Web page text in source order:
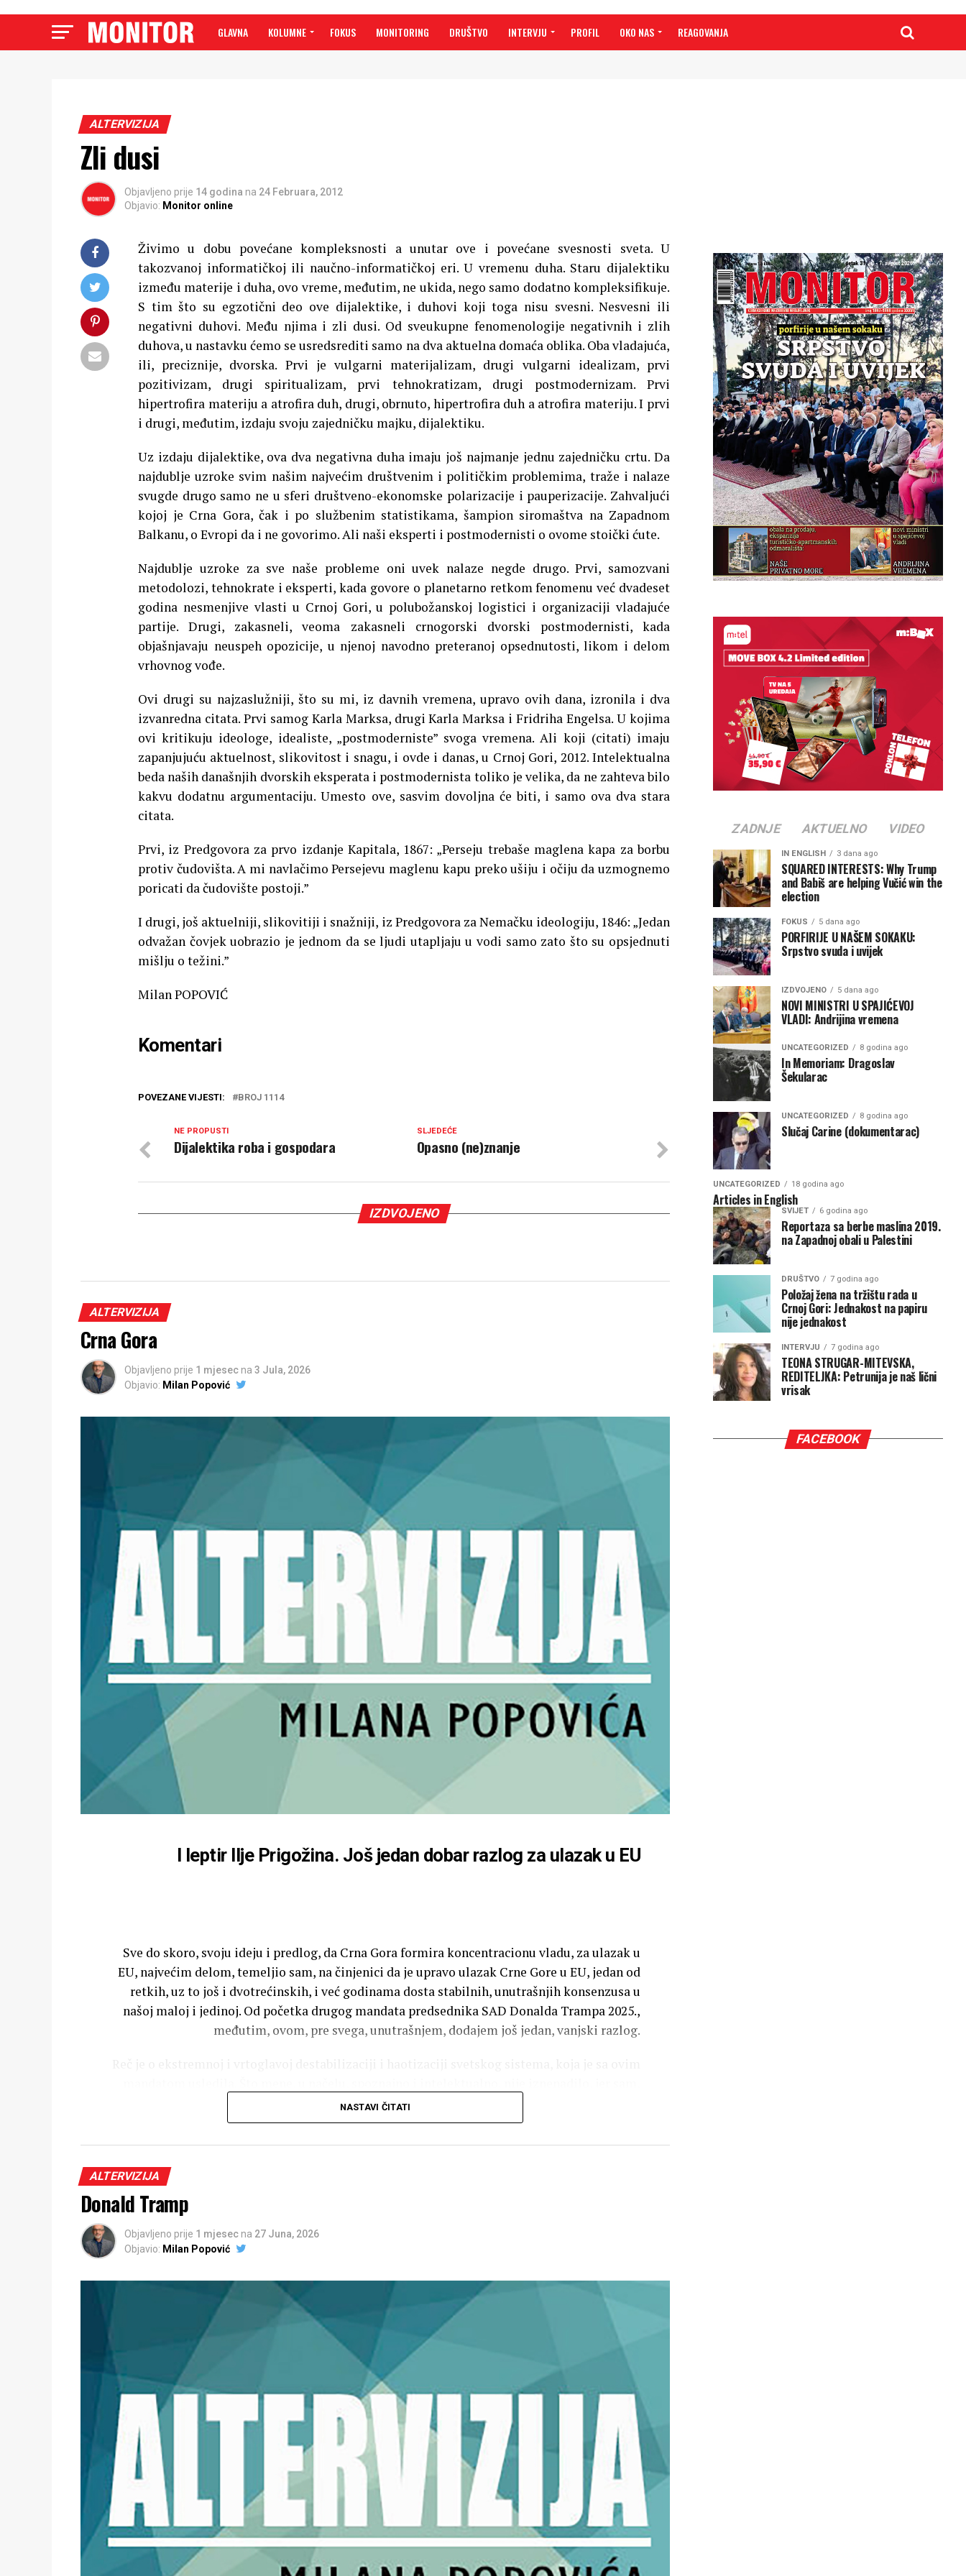
GLAVNA KOLUMNE FOKUS MONITORING DRUŠTVO INTERVJU PROFIL OKO NAS REAGOVANJA
ALTERVIZIJA
Zli dusi
Objavljeno prije 14 godina na 24 Februara, 2012
Objavio: Monitor online
Živimo u dobu povećane kompleksnosti a unutar ove i povećane svesnosti sveta. U
takozvanoj informatičkoj ili naučno-informatičkoj eri. U vremenu duha. Staru dijalektiku
između materije i duha, ovo vreme, međutim, ne ukida, nego samo dodatno kompleksifikuje.
S tim što su egzotični deo ove dijalektike, i duhovi koji toga nisu svesni. Nesvesni ili
negativni duhovi. Među njima i zli dusi. Od sveukupne fenomenologije negativnih i zlih
duhova, u nastavku ćemo se usredsrediti samo na dva aktuelna domaća oblika. Oba vladajuća,
ili, preciznije, dvorska. Prvi je vulgarni materijalizam, drugi vulgarni idealizam, prvi
pozitivizam, drugi spiritualizam, prvi tehnokratizam, drugi postmodernizam. Prvi
hipertrofira materiju a atrofira duh, drugi, obrnuto, hipertrofira duh a atrofira materiju. I prvi
i drugi, međutim, izdaju svoju zajedničku majku, dijalektiku.
Uz izdaju dijalektike, ova dva negativna duha imaju još najmanje jednu zajedničku crtu. Da
najdublje uzroke svim našim najvećim društvenim i političkim problemima, traže i nalaze
svugde drugo samo ne u sferi društveno-ekonomske polarizacije i pauperizacije. Zahvaljući
kojoj je Crna Gora, čak i po službenim statistikama, šampion siromaštva na Zapadnom
Balkanu, o Evropi da i ne govorimo. Ali naši eksperti i postmodernisti o ovome stoički ćute.
Najdublje uzroke za sve naše probleme oni uvek nalaze negde drugo. Prvi, samozvani
metodolozi, tehnokrate i eksperti, kada govore o planetarno retkom fenomenu već dvadeset
godina nesmenjive vlasti u Crnoj Gori, u polubožanskoj logistici i organizaciji vladajuće
partije. Drugi, zakasneli, veoma zakasneli crnogorski dvorski postmodernisti, kada
objašnjavaju neuspeh opozicije, u njenoj navodno preteranoj opsednutosti, likom i delom
vrhovnog vođe.
Ovi drugi su najzaslužniji, što su mi, iz davnih vremena, upravo ovih dana, izronila i dva
izvanredna citata. Prvi samog Karla Marksa, drugi Karla Marksa i Fridriha Engelsa. U kojima
ovi kritikuju ideologe, idealiste, „postmoderniste” svoga vremena. Ali koji (citati) imaju
zapanjujuću aktuelnost, slikovitost i snagu, i ovde i danas, u Crnoj Gori, 2012. Intelektualna
beda naših današnjih dvorskih eksperata i postmodernista toliko je velika, da ne zahteva bilo
kakvu dodatnu argumentaciju. Umesto ove, sasvim dovoljna će biti, i samo ova dva stara
citata.
Prvi, iz Predgovora za prvo izdanje Kapitala, 1867: „Perseju trebaše maglena kapa za borbu
protiv čudovišta. A mi navlačimo Persejevu maglenu kapu preko ušiju i očiju da uzmognemo
poricati da čudovište postoji.”
I drugi, još aktuelniji, slikovitiji i snažniji, iz Predgovora za Nemačku ideologiju, 1846: „Jedan
odvažan čovjek uobrazio je jednom da se ljudi utapljaju u vodi samo zato što su opsjednuti
mišlju o težini.”
Milan POPOVIĆ
Komentari
POVEZANE VIJESTI: BROJ 1114
SLJEDEĆE
Opasno (ne)znanje
NE PROPUSTI
Dijalektika roba i gospodara
IZDVOJENO
ALTERVIZIJA
Crna Gora
Objavljeno prije 1 mjesec na 3 Jula, 2026
Objavio: Milan Popović
I leptir Ilje Prigožina. Još jedan dobar razlog za ulazak u EU
Sve do skoro, svoju ideju i predlog, da Crna Gora formira koncentracionu vladu, za ulazak u
EU, najvećim delom, temeljio sam, na činjenici da je upravo ulazak Crne Gore u EU, jedan od
retkih, uz to još i dvotrećinskih, i već godinama dosta stabilnih, unutrašnjih konsenzusa u
našoj maloj i jedinoj. Od početka drugog mandata predsednika SAD Donalda Trampa 2025.,
međutim, ovom, pre svega, unutrašnjem, dodajem još jedan, vanjski razlog.
kao učenik Imanuela Volerstina i Ilje Prigožina, za mogućnost odnosno verovatnoću njenog
nastupanja, već dugo znao, ali me je njena spektakularna trampistička premijera, psihološki,
ipak, iznenadila.
Što mi se već dešavalo. Na primer i sa raspadom Jugoslavije 1989-1991. Sećam se, i taj raspad
sam, u tekstovima koji su mu prethodili, čak i nekoliko godina pre njegovog nastupanja,
analitički, bio predvideo, ali me je samo njegovo nastupanje, isto tako, psihološki,
iznenadilo. Valjda, ovo sam sebi kasnije tako tumačio, zbog neke neobične razlike, koja
Ali, da se vratim aktuelnom, trampističkom raspadu, osamdesetogodišnjeg međunarodnog
sistema, uspostavljenog odmah posle Drugog svetskog rata. Za njegovo razumevanje,
zainteresovane moram još jednom da uputim na teoriju haosa Ilje Prigožina. Koja polazi od
krucijalne razlike između ravnotežnih stanja sistema, u kojima važe zakoni njutnovske
fizike, i stanja sistema koja su daleko od ravnoteže, u kojima važe zakoni nove,
postnjutnovske fizike.
Po Ilji Prigožinu, naš svet već živi u postnjutnovskim vremenima, samo što toga još uvek nije
svestan, pa zbog toga još uvek pluta u haosu. U borislavpekićevskim vremenima čuda. Ili,
kako to slikovito kaže, čuvena metafora pokreta leptirovih krila samog Ilje Prigožina, u
vremenima i stanjima sistema koja su daleko od ravnoteže, u kojima čak i najmanji pokret
leptirovih krila u Pekingu, može da izazove zemljotres u Los Anđelesu.
A ovakva haotična i poluhaotična stanja sveta, trajaće još najmanje nekoliko decenija. Kao
takva, ona će sve više biti izazov, kako se to danas eufemistički kaže, čak i za najveće entitete
i sile ovog sveta. O onim drugim, pa i o našoj maloj i jedinoj, da i ne govorimo. Zbog toga će,
NASTAVI ČITATI
ALTERVIZIJA
Donald Tramp
Objavljeno prije 1 mjesec na 27 Juna, 2026
Objavio: Milan Popović
ZADNJE AKTUELNO VIDEO
IN ENGLISH 3 dana ago
SQUARED INTERESTS: Why Trump
and Babiš are helping Vučić win the
election
FOKUS 5 dana ago
PORFIRIJE U NAŠEM SOKAKU:
Srpstvo svuda i uvijek
IZDVOJENO 5 dana ago
NOVI MINISTRI U SPAJIĆEVOJ
VLADI: Andrijina vremena
UNCATEGORIZED 8 godina ago
In Memoriam: Dragoslav
Šekularac
UNCATEGORIZED 8 godina ago
Slučaj Carine (dokumentarac)
UNCATEGORIZED 18 godina ago
Articles in English
SVIJET 6 godina ago
Reportaza sa berbe maslina 2019.
na Zapadnoj obali u Palestini
DRUŠTVO 7 godina ago
Položaj žena na tržištu rada u
Crnoj Gori: Jednakost na papiru
nije jednakost
INTERVJU 7 godina ago
TEONA STRUGAR-MITEVSKA,
REDITELJKA: Petrunija je naš lični
vrisak
FACEBOOK